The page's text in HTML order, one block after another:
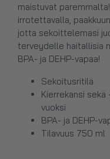
maistuvat
irrotettavalla,
jotta sekoittelemasi
terveydelle haitallisia
BPA- ja DEHP-vapaa!
Sekoitusritilä
Kierrekansi
vuoksi
BPA- ja DEHP-
Tilavuus 750 ml